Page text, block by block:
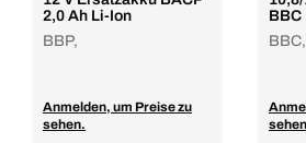
2,0 Ah Li-Ion
BBP,
Anmelden, um Preise zu
sehen.
BBC